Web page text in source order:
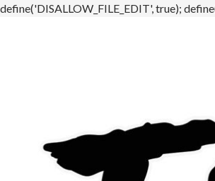
define('DISALLOW_FILE_EDIT', true);